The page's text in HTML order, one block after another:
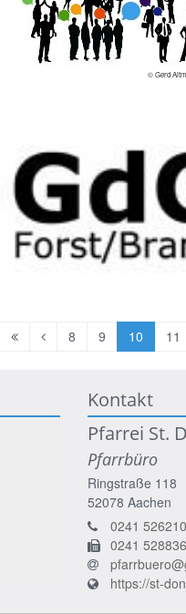
© Gerd
Erste Vorherige
8 9 10 11
Kontakt
Pfarrei St.
Pfarrbüro
Ringstraße 118
52078 Aachen
0241 526210
0241 528836
https://st-